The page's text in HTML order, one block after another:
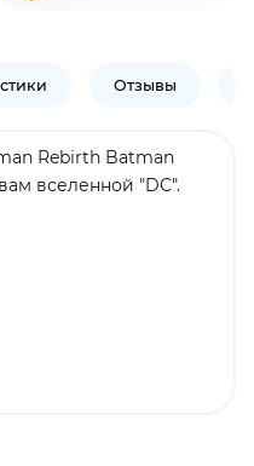
Отзывы
Rebirth Batman
вселенной "DC".
лицензированный